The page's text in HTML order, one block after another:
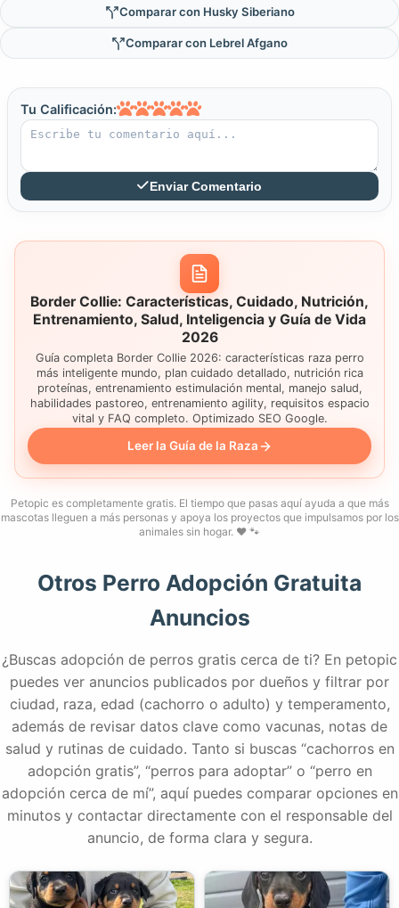
Comparar con Husky Siberiano
Comparar con Lebrel Afgano
Tu Calificación:
Enviar Comentario
Border Collie: Características, Cuidado, Nutrición,
Entrenamiento, Salud, Inteligencia y Guía de Vida
2026
Guía completa Border Collie 2026: características raza perro
más inteligente mundo, plan cuidado detallado, nutrición rica
proteínas, entrenamiento estimulación mental, manejo salud,
habilidades pastoreo, entrenamiento agility, requisitos espacio
vital y FAQ completo. Optimizado SEO Google.
Leer la Guía de la Raza
Petopic es completamente gratis. El tiempo que pasas aquí ayuda a que más
mascotas lleguen a más personas y apoya los proyectos que impulsamos por los
animales sin hogar. ❤️ 🐾
Otros Perro Adopción Gratuita
Anuncios
¿Buscas adopción de perros gratis cerca de ti? En petopic
puedes ver anuncios publicados por dueños y filtrar por
ciudad, raza, edad (cachorro o adulto) y temperamento,
además de revisar datos clave como vacunas, notas de
salud y rutinas de cuidado. Tanto si buscas “cachorros en
adopción gratis”, “perros para adoptar” o “perro en
adopción cerca de mí”, aquí puedes comparar opciones en
minutos y contactar directamente con el responsable del
anuncio, de forma clara y segura.